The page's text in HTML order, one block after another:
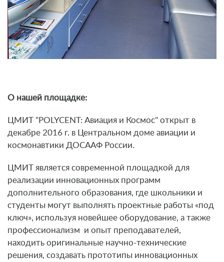
О нашей площадке:
ЦМИТ "POLYCENT: Авиация и Космос" открыт в
декабре 2016 г. в Центральном доме авиации и
космонавтики ДОСААФ России.
ЦМИТ является современной площадкой для
реализации инновационных программ
дополнительного образования, где школьники и
студенты могут выполнять проектные работы «под
ключ», используя новейшее оборудование, а также
профессионализм и опыт преподавателей,
находить оригинальные научно-технические
решения, создавать прототипы инновационных